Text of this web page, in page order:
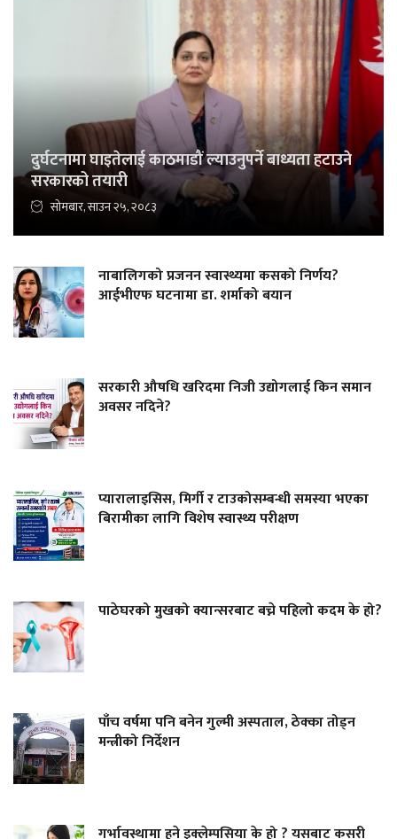
दुर्घटनामा घाइतेलाई काठमाडौं ल्याउनुपर्ने बाध्यता हटाउने
सरकारको तयारी
सोमबार, साउन २५, २०८३
नाबालिगको प्रजनन स्वास्थ्यमा कसको निर्णय?
आईभीएफ घटनामा डा. शर्माको बयान
सरकारी औषधि खरिदमा निजी उद्योगलाई किन समान
अवसर नदिने?
प्यारालाइसिस, मिर्गी र टाउकोसम्बन्धी समस्या भएका
बिरामीका लागि विशेष स्वास्थ्य परीक्षण
पाठेघरको मुखको क्यान्सरबाट बच्ने पहिलो कदम के हो?
पाँच वर्षमा पनि बनेन गुल्मी अस्पताल, ठेक्का तोड्न
मन्त्रीको निर्देशन
गर्भावस्थामा हुने इक्लेम्पसिया के हो ? यसबाट कसरी